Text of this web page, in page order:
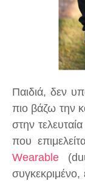
Παιδιά, δεν
πιο βάζω την
στην
που
Wearable